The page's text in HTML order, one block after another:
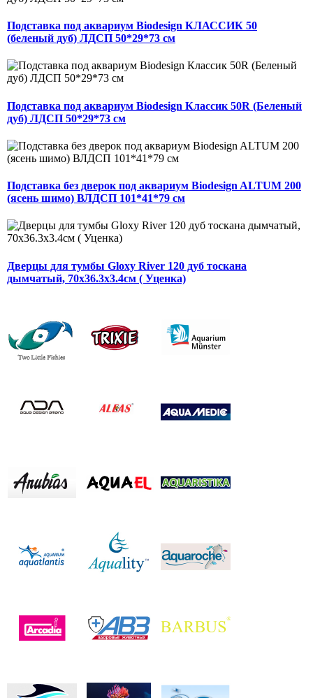
Подставка под аквариум Biodesign КЛАССИК 50
(беленый дуб) ЛДСП 50*29*73 см
Подставка под аквариум Biodesign Классик 50R (Беленый
дуб) ЛДСП 50*29*73 см
Подставка без дверок под аквариум Biodesign ALTUM 200
(ясень шимо) ВЛДСП 101*41*79 см
Дверцы для тумбы Gloxy River 120 дуб тоскана
дымчатый, 70х36.3х3.4см ( Уценка)